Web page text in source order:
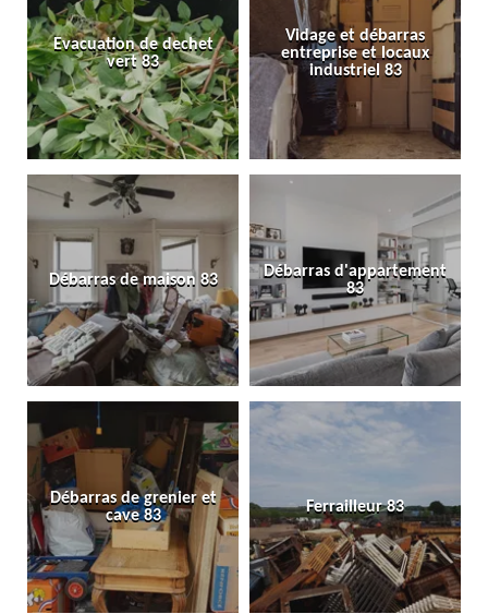
Evacuation de dechet
vert 83
Vidage et débarras
entreprise et locaux
industriel 83
Débarras de maison 83
Débarras d'appartement
83
Débarras de grenier et
cave 83
Ferrailleur 83